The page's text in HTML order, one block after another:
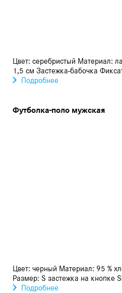
Цвет: серебристый Материал:
1,5 см Застежка-бабочка
Подробнее
Футболка-поло мужская
Цвет: черный Материал: 95 %
Размер: S застежка на кнопке
Подробнее